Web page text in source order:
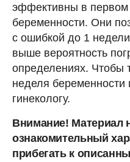
эффективны в первом
беременности. Они
с ошибкой до 1
выше вероятность
определениях. Чтобы
неделя беременности
гинекологу.
Внимание! Материал
ознакомительный
прибегать к